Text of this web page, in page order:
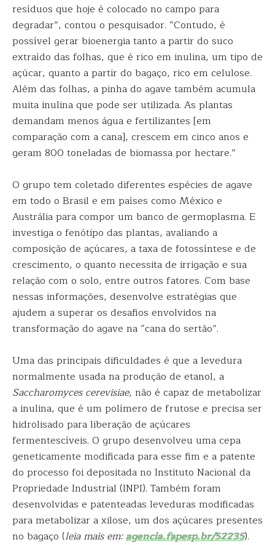
resíduos que hoje é colocado no campo para
degradar”, contou o pesquisador. “Contudo, é
possível gerar bioenergia tanto a partir do suco
extraído das folhas, que é rico em inulina, um tipo de
açúcar, quanto a partir do bagaço, rico em celulose.
Além das folhas, a pinha do agave também acumula
muita inulina que pode ser utilizada. As plantas
demandam menos água e fertilizantes [em
comparação com a cana], crescem em cinco anos e
geram 800 toneladas de biomassa por hectare.”
O grupo tem coletado diferentes espécies de agave
em todo o Brasil e em países como México e
Austrália para compor um banco de germoplasma. E
investiga o fenótipo das plantas, avaliando a
composição de açúcares, a taxa de fotossíntese e de
crescimento, o quanto necessita de irrigação e sua
relação com o solo, entre outros fatores. Com base
nessas informações, desenvolve estratégias que
ajudem a superar os desafios envolvidos na
transformação do agave na “cana do sertão”.
Uma das principais dificuldades é que a levedura
normalmente usada na produção de etanol, a
Saccharomyces cerevisiae, não é capaz de metabolizar
a inulina, que é um polímero de frutose e precisa ser
hidrolisado para liberação de açúcares
fermentescíveis. O grupo desenvolveu uma cepa
geneticamente modificada para esse fim e a patente
do processo foi depositada no Instituto Nacional da
Propriedade Industrial (INPI). Também foram
desenvolvidas e patenteadas leveduras modificadas
para metabolizar a xilose, um dos açúcares presentes
no bagaço (leia mais em:agencia.fapesp.br/52235).